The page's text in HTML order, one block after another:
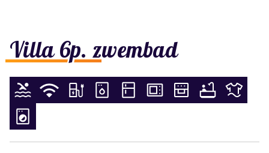
Villa 6p. zwembad